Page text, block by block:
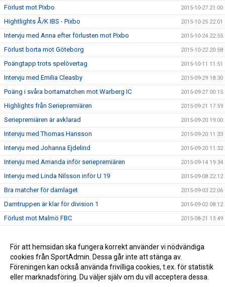
Förlust mot Pixbo 2015-10-27 21:00
Hightlights Å/K IBS - Pixbo 2015-10-25 22:01
Intervju med Anna efter förlusten mot Pixbo 2015-10-24 22:55
Förlust borta mot Göteborg 2015-10-22 20:58
Poängtapp trots spelövertag 2015-10-11 11:51
Intervju med Emilia Cleasby 2015-09-29 18:30
Poäng i svåra bortamatchen mot Warberg IC 2015-09-27 00:15
Highlights från Seriepremiären 2015-09-21 17:59
Seriepremiären är avklarad 2015-09-20 19:00
Intervju med Thomas Hansson 2015-09-20 11:33
Intervju med Johanna Ejdelind 2015-09-20 11:32
Intervju med Amanda inför seriepremiären 2015-09-14 19:34
Intervju med Linda Nilsson inför U 19 2015-09-08 22:12
Bra matcher för damlaget 2015-09-03 22:06
Damtruppen är klar för division 1 2015-09-02 08:12
Förlust mot Malmö FBC 2015-08-21 13:49
Highlights Å/K IBS - Slovakien 8-6 2015-08-06 18:04
Seger i Vänskapsmatchen mot Slovakien 2015-08-06 10:16
För att hemsidan ska fungera korrekt använder vi nödvändiga
cookies från SportAdmin. Dessa går inte att stänga av.
Föreningen kan också använda frivilliga cookies, t.ex. för statistik
eller marknadsföring. Du väljer själv om du vill acceptera dessa.